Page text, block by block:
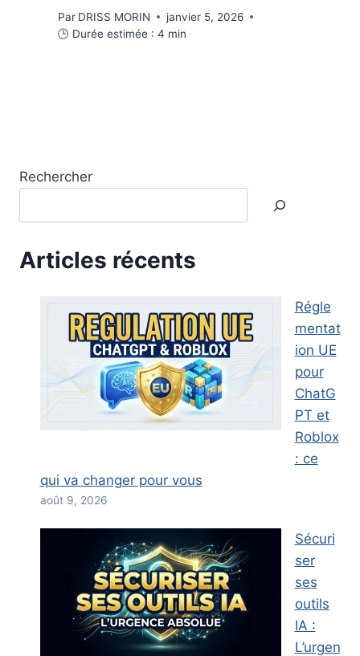
Par DRISS MORIN
janvier 5, 2026
🕒 Durée estimée : 4 min
Rechercher
Articles récents
Régle
mentat
ion UE
pour
ChatG
PT et
Roblox
: ce
qui va changer pour vous
août 9, 2026
Sécuri
ser
ses
outils
IA :
L’urgen